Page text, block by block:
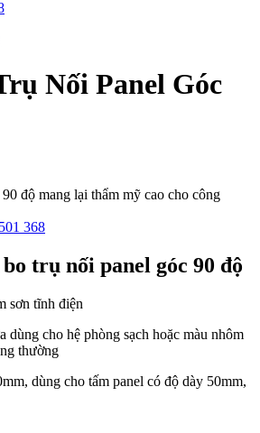
Nối Panel Góc
độ mang lại thẩm mỹ cao cho công
368
trụ nối panel góc 90 độ
sơn tĩnh điện
dùng cho hệ phòng sạch hoặc màu nhôm
thường
dùng cho tấm panel có độ dày 50mm,